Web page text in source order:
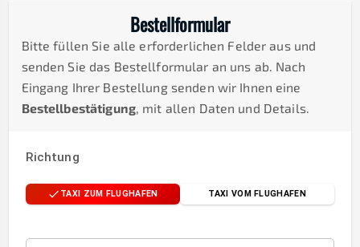
Bestellformular
Bitte füllen Sie alle erforderlichen Felder aus und
senden Sie das Bestellformular an uns ab. Nach
Eingang Ihrer Bestellung senden wir Ihnen eine
Bestellbestätigung, mit allen Daten und Details.
Richtung
TAXI ZUM FLUGHAFEN TAXI VOM FLUGHAFEN